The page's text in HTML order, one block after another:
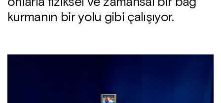
kurmanın bir yolu gibi çalışıyor.